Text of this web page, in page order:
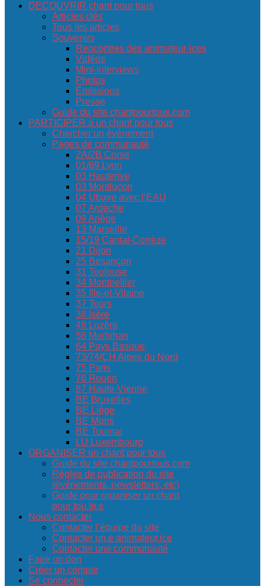
DECOUVRIR chant pour tous
Articles clés
Tous les articles
Souvenirs
Rencontres des animateur·ices
Vidéos
Mini-interviews
Photos
Émissions
Presse
Guide du site chantpourtous.com
PARTICIPER à un chant pour tous
Chercher un événement
Pages de communauté
2A/2B Corse
01/69 Lyon
03 Hauterive
03 Montluçon
04 Ubaye avec l’EAU
07 Ardèche
09 Ariège
13 Marseille
15/19 Cantal-Corrèze
21 Dijon
25 Besançon
31 Toulouse
34 Montpellier
35 Ille-et-Vilaine
37 Tours
38 Isère
48 Lozère
56 Morbihan
64 Pays Basque
73/74/CH Alpes du Nord
75 Paris
76 Rouen
87 Haute-Vienne
BE Bruxelles
BE Liège
BE Mons
BE Tournai
LU Luxembourg
ORGANISER un chant pour tous
Guide du site chantpourtous.com
Règles de publication du site
(événements, newsletters, etc)
Guide pour organiser un chant
pour tou.te.s
Nous contacter
Contacter l’équipe du site
Contacter un.e animateur.ice
Contacter une communauté
Faire un don
Créer un compte
Se connecter